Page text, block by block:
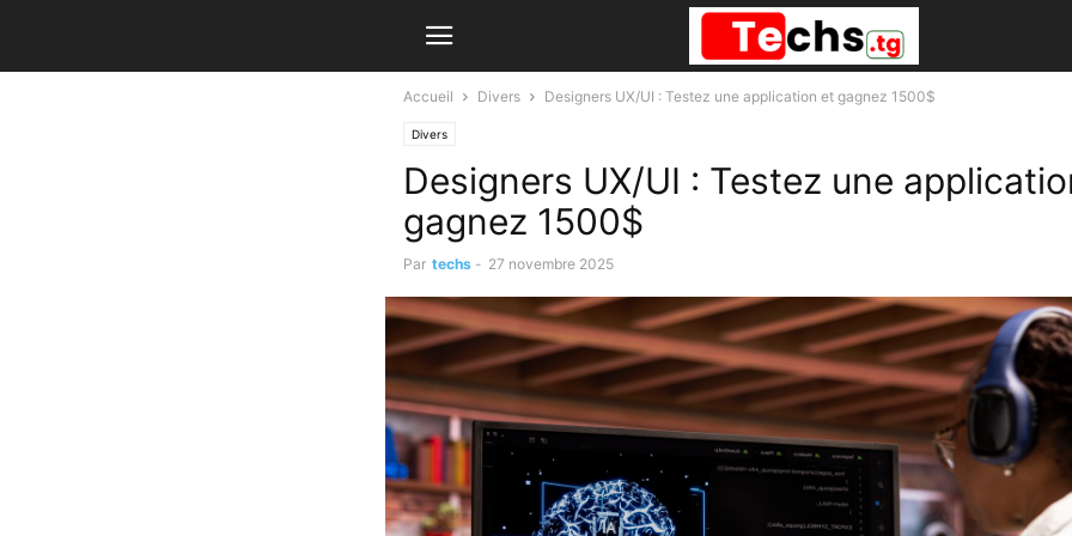
Accueil Divers Designers UX/UI : Testez une application et gagnez 1500$
Divers
Designers UX/UI : Testez une
gagnez 1500$
Par techs - 27 novembre 2025